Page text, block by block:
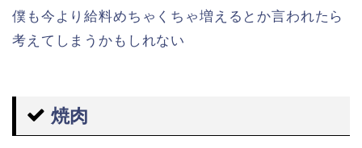
僕も今より給料めちゃくちゃ増えるとか言われたら
考えてしまうかもしれない
焼肉